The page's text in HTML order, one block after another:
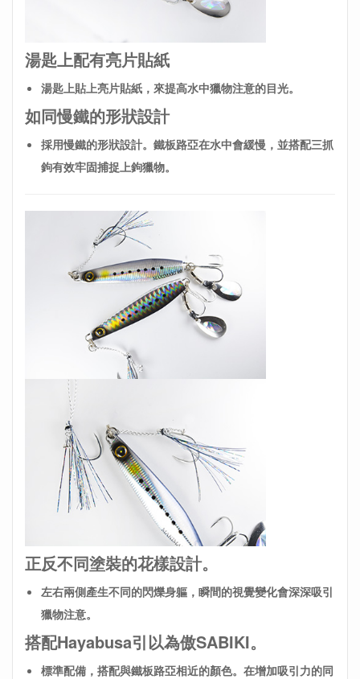
湯匙上配有亮片貼紙
湯匙上貼上亮片貼紙，來提高水中獵物注意的目光。
如同慢鐵的形狀設計
採用慢鐵的形狀設計。鐵板路亞在水中會緩慢，並搭配三抓
鉤有效牢固捕捉上鉤獵物。
正反不同塗裝的花樣設計。
左右兩側產生不同的閃爍身軀，瞬間的視覺變化會深深吸引
獵物注意。
搭配Hayabusa引以為傲SABIKI。
標準配備，搭配與鐵板路亞相近的顏色。 在增加吸引力的同